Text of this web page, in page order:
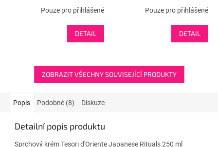
Pouze pro přihlášené
DETAIL
Pouze pro přihlášené
DETAIL
ZOBRAZIT VŠECHNY SOUVISEJÍCÍ PRODUKTY
Popis Podobné (8) Diskuze
Detailní popis produktu
Sprchový krém Tesori d'Oriente Japanese Rituals 250 ml